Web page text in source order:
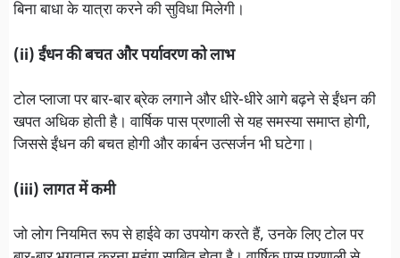
बिना बाधा के यात्रा करने की सुविधा मिलेगी।
(ii) ईंधन की बचत और पर्यावरण को लाभ
टोल प्लाजा पर बार-बार ब्रेक लगाने और धीरे-धीरे आगे बढ़ने से ईंधन की
खपत अधिक होती है। वार्षिक पास प्रणाली से यह समस्या समाप्त होगी,
जिससे ईंधन की बचत होगी और कार्बन उत्सर्जन भी घटेगा।
(iii) लागत में कमी
जो लोग नियमित रूप से हाईवे का उपयोग करते हैं, उनके लिए टोल पर